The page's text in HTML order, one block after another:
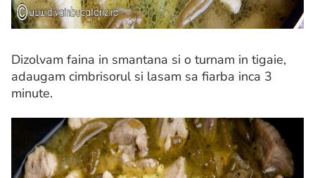
Dizolvam faina in smantana si o turnam in tigaie,
adaugam cimbrisorul si lasam sa fiarba inca 3
minute.